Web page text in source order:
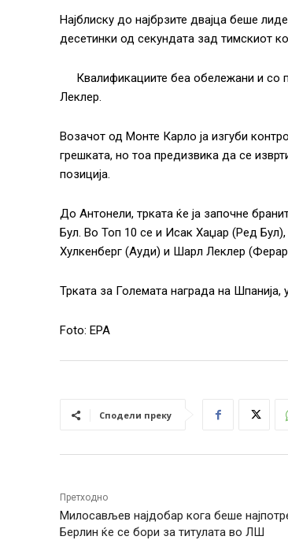
Најблиску до најбрзите двајца беше
десетинки од секундата зад тимскиот
Квалификациите беа обележани и со
Леклер.
Возачот од Монте Карло ја изгуби
грешката, но тоа предизвика да се
позиција.
До Антонели, трката ќе ја започне
Бул. Во Топ 10 се и Исак Хаџар (Ред
Хулкенберг (Ауди) и Шарл Леклер
Трката за Големата награда на Шпанија,
Foto: EPA
Сподели преку
Претходно
Милосављев најдобар кога беше
Берлин ќе се бори за титулата во ЛШ